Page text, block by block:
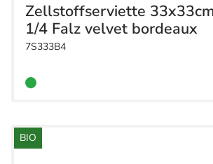
Zellstoffserviette
1/4 Falz velvet bordeaux
7S333B4
BIO